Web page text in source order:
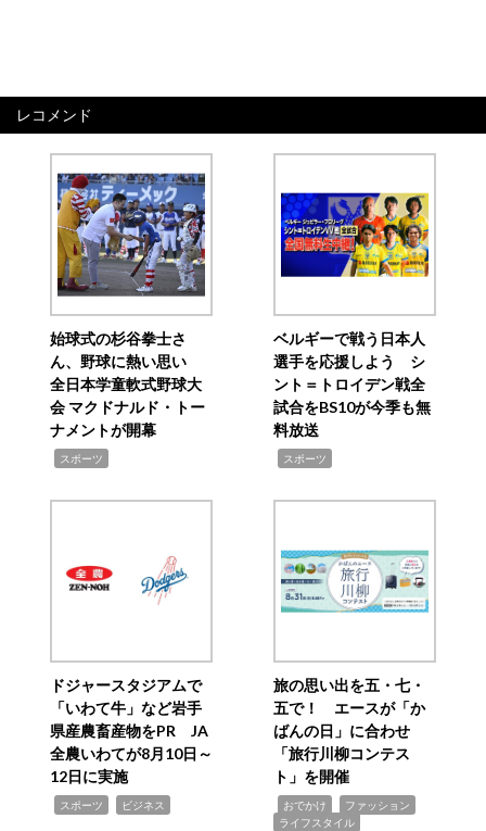
レコメンド
始球式の杉谷拳士さ
ん、野球に熱い思い
全日本学童軟式野球大
会 マクドナルド・トー
ナメントが開幕
スポーツ
ベルギーで戦う日本人
選手を応援しよう シ
ント＝トロイデン戦全
試合をBS10が今季も無
料放送
スポーツ
ドジャースタジアムで
「いわて牛」など岩手
県産農畜産物をPR JA
全農いわてが8月10日～
12日に実施
スポーツ ビジネス
旅の思い出を五・七・
五で！ エースが「か
ばんの日」に合わせ
「旅行川柳コンテス
ト」を開催
おでかけ ファッション
ライフスタイル